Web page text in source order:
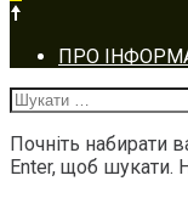
Footer
navigation
ПРО
Шукати:
Почніть набирати
Enter, щоб шукати.